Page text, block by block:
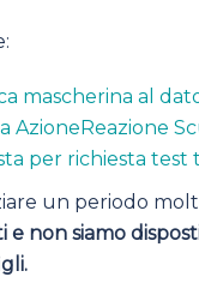
mascherina al
AzioneReazione
per richiesta test
un periodo
e non siamo